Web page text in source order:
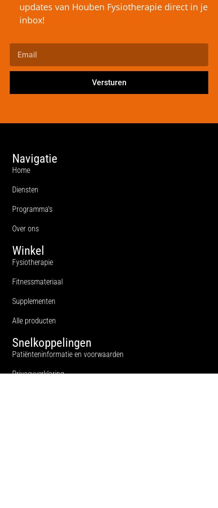
updates van Houben Fysiotherapie direct in je
inbox!
Versturen
Navigatie
Home
Diensten
Programma's
Over ons
Winkel
Fysiotherapie
Fitnessmateriaal
Supplementen
Alle producten
Snelkoppelingen
Patiënteninformatie en voorwaarden
Privacyverklaring